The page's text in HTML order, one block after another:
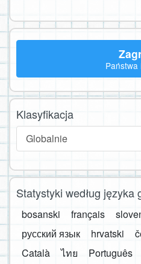
Państwa
Klasyfikacja
Globalnie
Statystyki według języka
bosanski français
русский язык
hrvatski
Català
ไทย Português